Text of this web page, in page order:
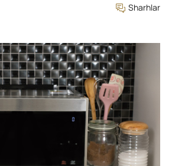
Sharhlar